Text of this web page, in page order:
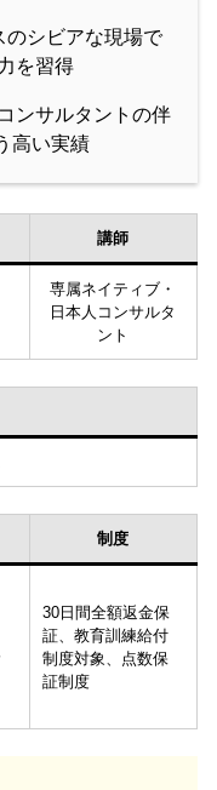
シビアな現場で
を習得
ンサルタントの伴
高い実績
講師
専属ネイティブ・
日本人コンサルタ
ント
制度
30日間全額返金保
証、教育訓練給付
制度対象、点数保
証制度